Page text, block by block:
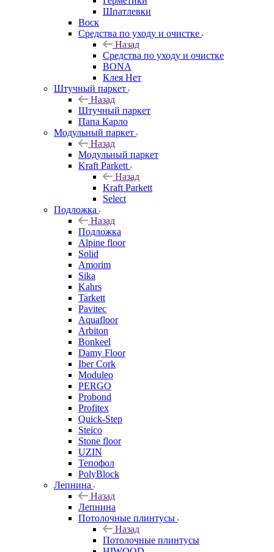
Шпатлевки
Воск
Средства по уходу и очистке
Назад
Средства по уходу и очистке
BONA
Клея Нет
Штучный паркет
Назад
Штучный паркет
Папа Карло
Модульный паркет
Назад
Модульный паркет
Kraft Parkett
Назад
Kraft Parkett
Select
Подложка
Назад
Подложка
Alpine floor
Solid
Amorim
Sika
Kahrs
Tarkett
Pavitec
Aquafloor
Arbiton
Bonkeel
Damy Floor
Iber Cork
Moduleo
PERGO
Probond
Profitex
Quick-Step
Steico
Stone floor
UZIN
Тепофол
PolyBlock
Лепнина
Назад
Лепнина
Потолочные плинтусы
Назад
Потолочные плинтусы